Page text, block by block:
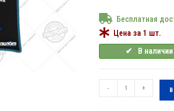
Бесплатная
Цена за 1 шт.
✔⠀В наличии
- +